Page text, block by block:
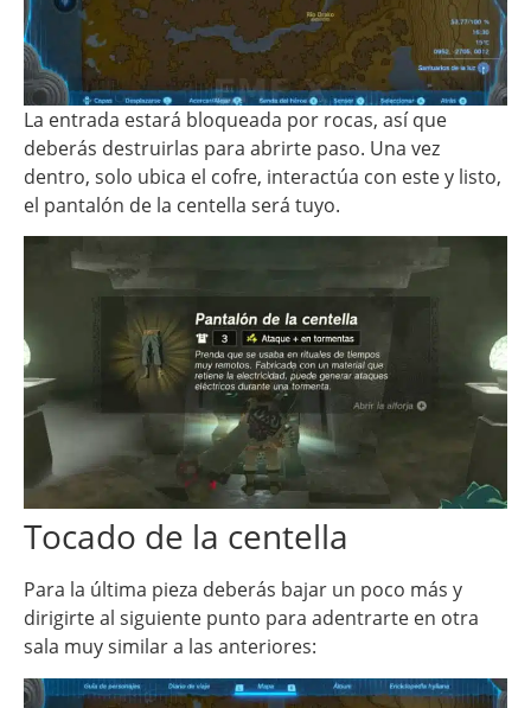
La entrada estará bloqueada por rocas, así que
deberás destruirlas para abrirte paso. Una vez
dentro, solo ubica el cofre, interactúa con este y listo,
el pantalón de la centella será tuyo.
Tocado de la centella
Para la última pieza deberás bajar un poco más y
dirigirte al siguiente punto para adentrarte en otra
sala muy similar a las anteriores: